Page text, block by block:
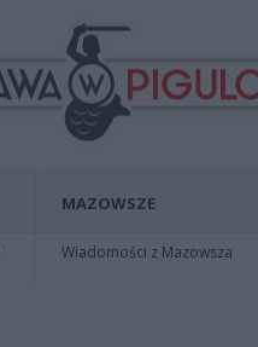
MAZOWSZE
Wiadomości z Mazowsza